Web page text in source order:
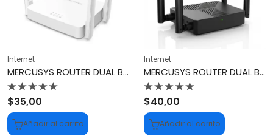
Internet
MERCUSYS ROUTER DUAL BAND AC10
Valorado
con
0
de
$35,00
Añadir al carrito
Internet
MERCUSYS ROUTER DUAL BAND AX1500 MR62X
Valorado
con
0
de
$40,00
Añadir al carrito